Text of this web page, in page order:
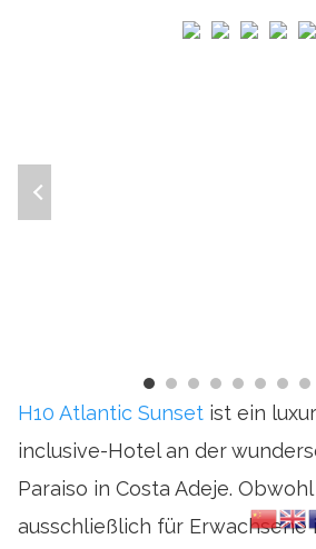
H10 Atlantic Sunset ist ein
inclusive-Hotel an der
Paraiso in Costa Adeje.
ausschließlich für Erwachsene